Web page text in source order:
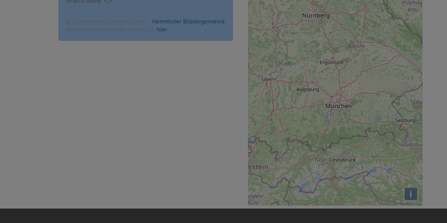
© Evangelische Brüder-Unität – Herrnhuter Brüdergemeine
Weitere Informationen finden Sie hier
i